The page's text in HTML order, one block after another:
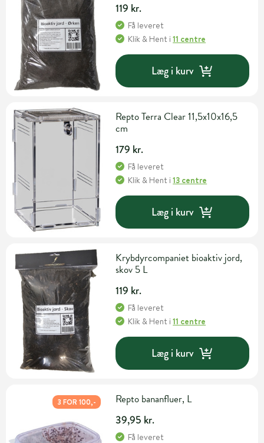
119 kr.
Få leveret
Klik & Hent i11 centre
Læg i kurv
Repto Terra Clear 11,5x10x16,5
cm
179 kr.
Få leveret
Klik & Hent i13 centre
Læg i kurv
Krybdyrcompaniet bioaktiv jord,
skov 5 L
119 kr.
Få leveret
Klik & Hent i11 centre
Læg i kurv
3 FOR 100,- Repto bananfluer, L
39,95 kr.
Få leveret